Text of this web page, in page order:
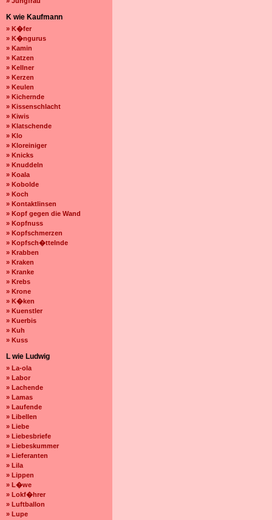
K wie Kaufmann
» K�fer
» K�ngurus
» Kamin
» Katzen
» Kellner
» Kerzen
» Keulen
» Kichernde
» Kissenschlacht
» Kiwis
» Klatschende
» Klo
» Kloreiniger
» Knicks
» Knuddeln
» Koala
» Kobolde
» Koch
» Kontaktlinsen
» Kopf gegen die Wand
» Kopfnuss
» Kopfschmerzen
» Kopfsch�ttelnde
» Krabben
» Kraken
» Kranke
» Krebs
» Krone
» K�ken
» Kuenstler
» Kuerbis
» Kuh
» Kuss
L wie Ludwig
» La-ola
» Labor
» Lachende
» Lamas
» Laufende
» Libellen
» Liebe
» Liebesbriefe
» Liebeskummer
» Lieferanten
» Lila
» Lippen
» L�we
» Lokf�hrer
» Luftballon
» Lupe